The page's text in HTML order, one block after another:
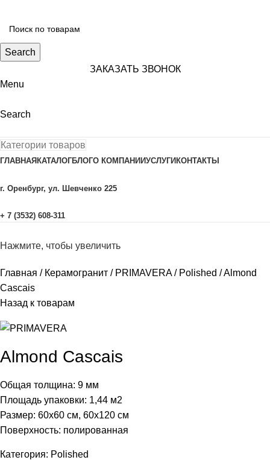
Search
ЗАКАЗАТЬ ЗВОНОК
Menu
Search
Категории товаров
ГЛАВНАЯ КАТАЛОГБЛОГО КОМПАНИИУСЛУГИ КОНТАКТЫ
г. Оренбург, ул. Шевченко 225
+ 7 (3532) 608-311
Нажмите, чтобы увеличить
Главная Керамогранит PRIMAVERA Polished
Almond
Cascais
Назад к товарам
Almond Cascais
Общая толщина: 9 мм
Площадь упаковки: 1,44 м2
Размер: 60х60 см, 60х120 см
Поверхность: полированная
Категория: Polished